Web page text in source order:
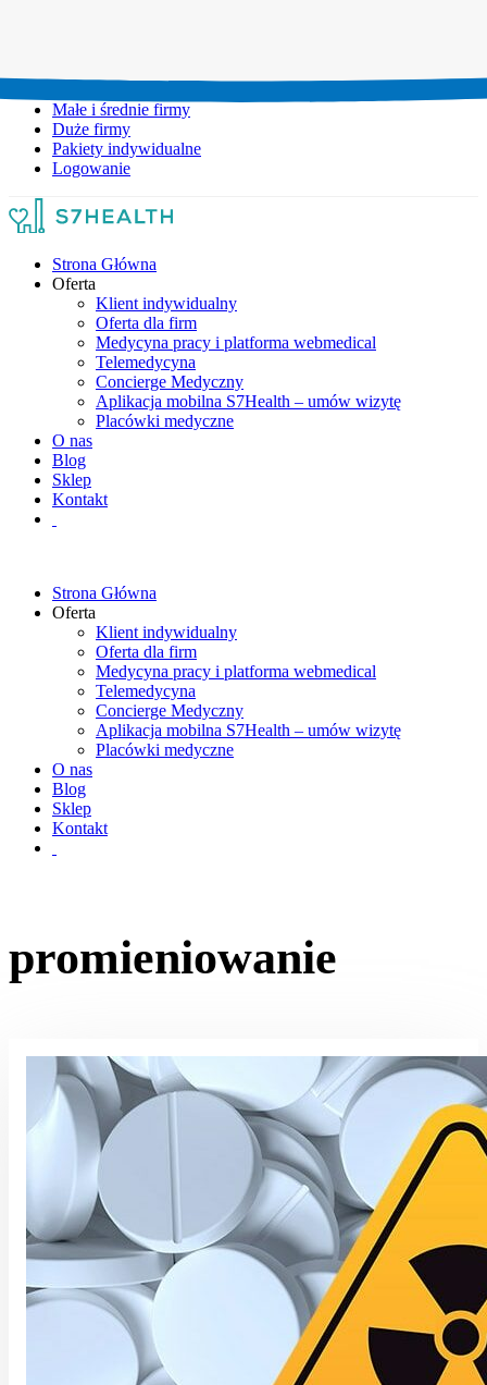
Małe i średnie firmy
Duże firmy
Pakiety indywidualne
Logowanie
Strona Główna
Oferta
Klient indywidualny
Oferta dla firm
Medycyna pracy i platforma webmedical
Telemedycyna
Concierge Medyczny
Aplikacja mobilna S7Health – umów wizytę
Placówki medyczne
O nas
Blog
Sklep
Kontakt
Strona Główna
Oferta
Klient indywidualny
Oferta dla firm
Medycyna pracy i platforma webmedical
Telemedycyna
Concierge Medyczny
Aplikacja mobilna S7Health – umów wizytę
Placówki medyczne
O nas
Blog
Sklep
Kontakt
promieniowanie